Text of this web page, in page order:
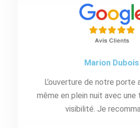
Marion Dubois
L’ouverture de notre porte
même en plein nuit avec une
visibilité. Je